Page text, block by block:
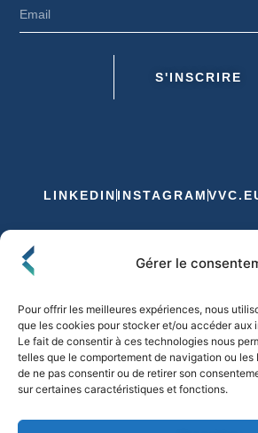
Gérer le
Pour offrir les meilleures expériences, nous
que les cookies pour stocker et/ou accéder aux
Le fait de consentir à ces technologies nous
telles que le comportement de navigation ou les
de ne pas consentir ou de retirer son
sur certaines caractéristiques et fonctions.
S'INSCRIRE
LINKEDIN INSTAGRAM
Politique de Confidentialité et de Cookies
© 2026 FLO & CO. All Rights